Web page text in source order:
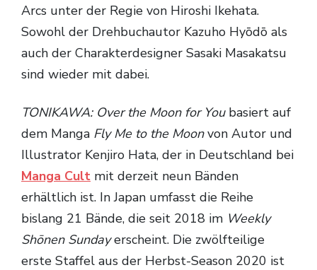
Arcs unter der Regie von Hiroshi Ikehata.
Sowohl der Drehbuchautor Kazuho Hyōdō als
auch der Charakterdesigner Sasaki Masakatsu
sind wieder mit dabei.
TONIKAWA: Over the Moon for You basiert auf
dem Manga Fly Me to the Moonvon Autor und
Illustrator Kenjiro Hata, der in Deutschland bei
Manga Cult mit derzeit neun Bänden
erhältlich ist. In Japan umfasst die Reihe
bislang 21 Bände, die seit 2018 im Weekly
Shōnen Sundayerscheint. Die zwölfteilige
erste Staffel aus der Herbst-Season 2020 ist